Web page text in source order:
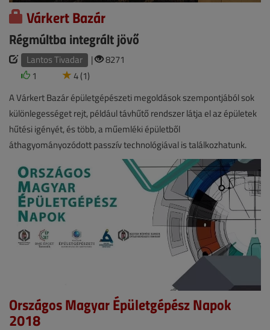
Várkert Bazár
Régmúltba integrált jövő
Lantos Tivadar |
8271
1
4 (1)
A Várkert Bazár épületgépészeti megoldások szempontjából sok
különlegességet rejt, például távhűtő rendszer látja el az épületek
hűtési igényét, és több, a műemléki épületből
áthagyományozódott passzív technológiával is találkozhatunk.
Országos Magyar Épületgépész Napok
2018